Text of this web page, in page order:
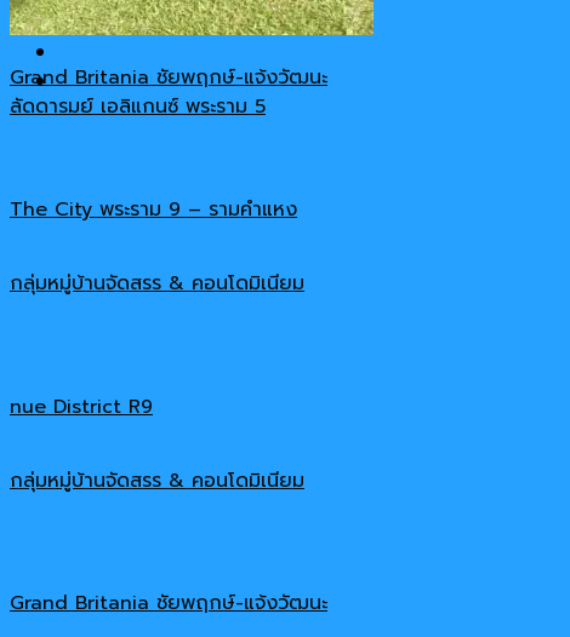
Grand Britania ชัยพฤกษ์-แจ้งวัฒนะ
ลัดดารมย์ เอลิแกนซ์ พระราม 5
The City พระราม 9 – รามคำแหง
กลุ่มหมู่บ้านจัดสรร & คอนโดมิเนียม
nue District R9
กลุ่มหมู่บ้านจัดสรร & คอนโดมิเนียม
Grand Britania ชัยพฤกษ์-แจ้งวัฒนะ